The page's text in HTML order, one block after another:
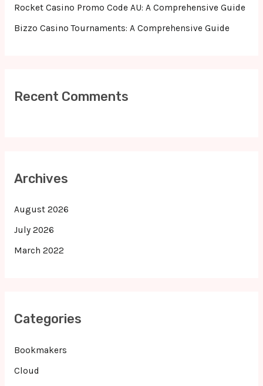
Rocket Casino Promo Code AU: A Comprehensive Guide
Bizzo Casino Tournaments: A Comprehensive Guide
Recent Comments
Archives
August 2026
July 2026
March 2022
Categories
Bookmakers
Cloud